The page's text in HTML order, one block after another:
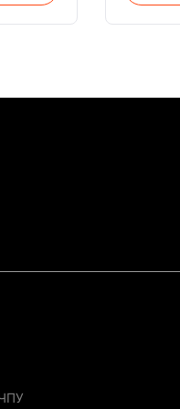
laser
at ...